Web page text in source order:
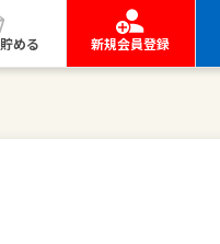
める 新規会員登録